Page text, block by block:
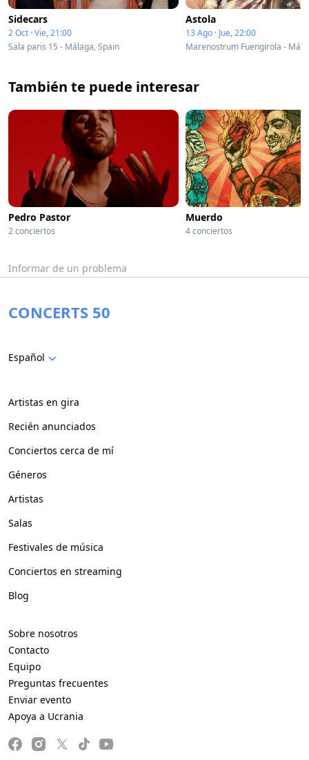
Sidecars
2 Oct · Vie, 21:00
Sala paris 15 - Málaga, Spain
Astola
13 Ago · Jue, 22:00
También te puede interesar
Pedro Pastor
2 conciertos
Muerdo
4 conciertos
Informar de un problema
CONCERTS 50
Español
Artistas en gira
Recién anunciados
Conciertos cerca de mí
Géneros
Artistas
Salas
Festivales de música
Conciertos en streaming
Blog
Sobre nosotros
Contacto
Equipo
Preguntas frecuentes
Enviar evento
Apoya a Ucrania